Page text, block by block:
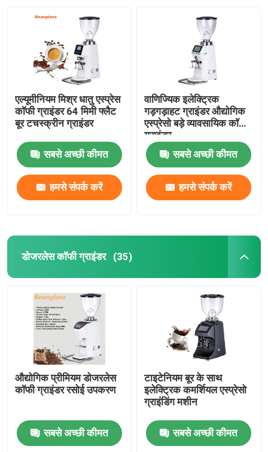
एल्यूमीनियम मिश्र धातु एस्प्रेस
कॉफी ग्राइंडर 64 मिमी फ्लैट
बूर टचस्क्रीन ग्राइंडर
सबसे अच्छी कीमत
हमसे संपर्क करें
वाणिज्यिक इलेक्ट्रिक
गड़गड़ाहट ग्राइंडर औद्योगिक
एस्प्रेसो बड़े व्यावसायिक कॉफी
ग्राइंडर
सबसे अच्छी कीमत
हमसे संपर्क करें
डोजरलेस कॉफी ग्राइंडर (35)
औद्योगिक प्रीमियम डोजरलेस
कॉफी ग्राइंडर रसोई उपकरण
सबसे अच्छी कीमत
टाइटेनियम बूर के साथ
इलेक्ट्रिक कमर्शियल एस्प्रेसो
ग्राइंडिंग मशीन
सबसे अच्छी कीमत